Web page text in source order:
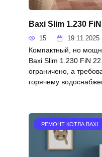
Baxi Slim 1.230
15 19.11.2025
Компактный, но
Baxi Slim 1.230 FiN
ограничено, а
горячему
РЕМОНТ КОТЛА BAXI